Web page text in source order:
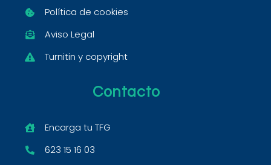
Política de cookies
Aviso Legal
Turnitin y copyright
Contacto
Encarga tu TFG
623 15 16 03